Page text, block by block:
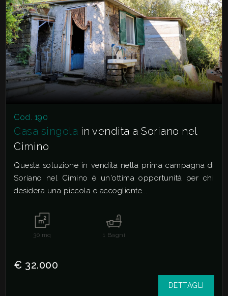
Cod. 190
Casa singola in vendita a Soriano nel
Cimino
Questa soluzione in vendita nella prima campagna di
Soriano nel Cimino è un'ottima opportunità per chi
desidera una piccola e accogliente...
30 mq 1 Bagni
€ 32.000
DETTAGLI